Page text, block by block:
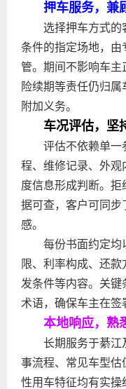
押车服务，兼
选择押车方式的
条件的指定场地，由
管。期间不影响车
险续期等责任仍归
附加义务。
车况评估，坚
评估不依赖单一
程、维修记录、外观
度信息形成判断。
据可查，客户可同步
感。
每份书面约定均
限、利率构成、还
发条件等内容。关
术语，确保车主在签
本地响应，熟
长期服务于綦江
事流程、常见车型估
性用车特征均有实操